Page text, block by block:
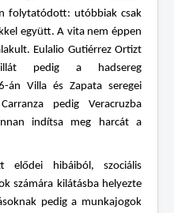
folytatódott: utóbbiak csak
együtt. A vita nem éppen
Eulalio Gutiérrez Ortizt
pedig a hadsereg
án Villa és Zapata seregei
pedig Veracruzba
indítsa meg harcát a
elődei hibáiból, szociális
számára kilátásba helyezte
pedig a munkajogok